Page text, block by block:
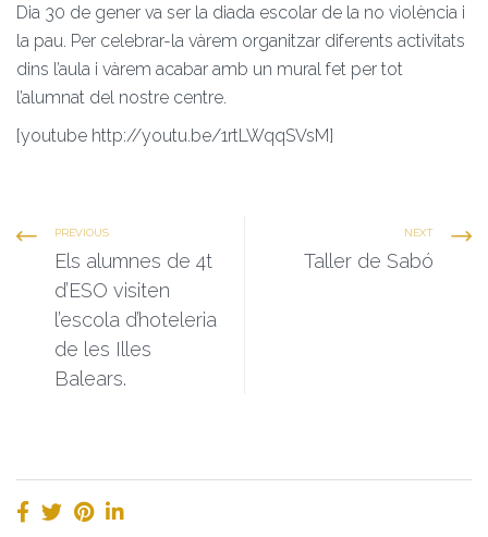
Dia 30 de gener va ser la diada escolar de la no violència i
la pau. Per celebrar-la vàrem organitzar diferents activitats
dins l’aula i vàrem acabar amb un mural fet per tot
l’alumnat del nostre centre.
[youtube http://youtu.be/1rtLWqqSVsM]
PREVIOUS
Els alumnes de 4t
d’ESO visiten
l’escola d’hoteleria
de les Illes
Balears.
NEXT
Taller de Sabó